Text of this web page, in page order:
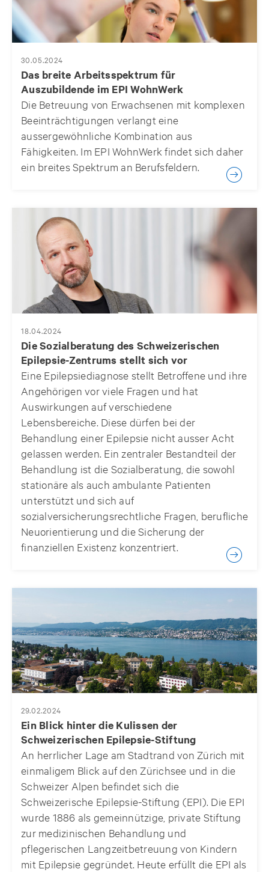
30.05.2024
Das breite Arbeitsspektrum für
Auszubildende im EPI WohnWerk
Die Betreuung von Erwachsenen mit komplexen
Beeinträchtigungen verlangt eine
aussergewöhnliche Kombination aus
Fähigkeiten. Im EPI WohnWerk findet sich daher
ein breites Spektrum an Berufsfeldern.
18.04.2024
Die Sozialberatung des Schweizerischen
Epilepsie-Zentrums stellt sich vor
Eine Epilepsiediagnose stellt Betroffene und ihre
Angehörigen vor viele Fragen und hat
Auswirkungen auf verschiedene
Lebensbereiche. Diese dürfen bei der
Behandlung einer Epilepsie nicht ausser Acht
gelassen werden. Ein zentraler Bestandteil der
Behandlung ist die Sozialberatung, die sowohl
stationäre als auch ambulante Patienten
unterstützt und sich auf
sozialversicherungsrechtliche Fragen, berufliche
Neuorientierung und die Sicherung der
finanziellen Existenz konzentriert.
29.02.2024
Ein Blick hinter die Kulissen der
Schweizerischen Epilepsie-Stiftung
An herrlicher Lage am Stadtrand von Zürich mit
einmaligem Blick auf den Zürichsee und in die
Schweizer Alpen befindet sich die
Schweizerische Epilepsie-Stiftung (EPI). Die EPI
wurde 1886 als gemeinnützige, private Stiftung
zur medizinischen Behandlung und
pflegerischen Langzeitbetreuung von Kindern
mit Epilepsie gegründet. Heute erfüllt die EPI als